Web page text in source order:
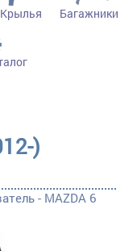
Крылья Багажники
)
- MAZDA 6